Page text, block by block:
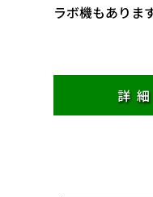
ラボ機もありま
詳